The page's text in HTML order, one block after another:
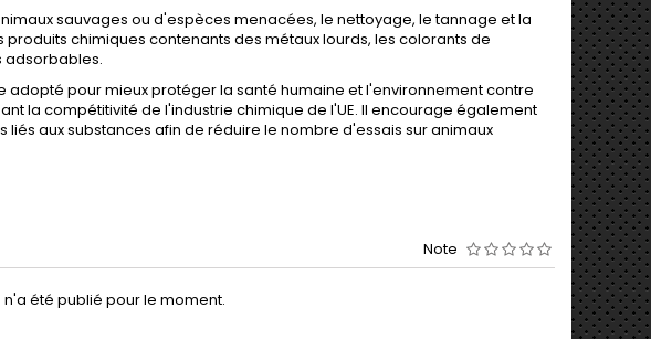
sauvages ou d'espèces menacées, le nettoyage, le tannage et la
chimiques contenants des métaux lourds, les colorants de
adsorbables.
adopté pour mieux protéger la santé humaine et l'environnement contre
la compétitivité de l'industrie chimique de l'UE. Il encourage également
aux substances afin de réduire le nombre d'essais sur animaux
Note
n'a été publié pour le moment.